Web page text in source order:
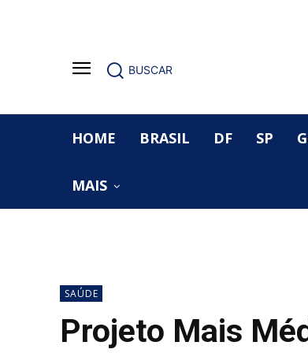
BUSCAR
HOME BRASIL DF SP
MAIS
SAÚDE
Projeto Mais